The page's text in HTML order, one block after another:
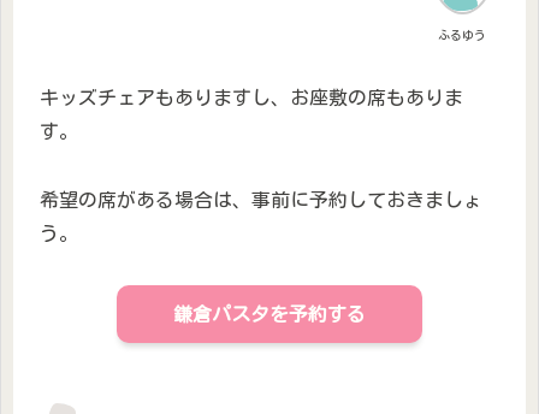
ふるゆう
キッズチェアもありますし、お座敷の席もありま
す。
希望の席がある場合は、事前に予約しておきましょ
う。
鎌倉パスタを予約する